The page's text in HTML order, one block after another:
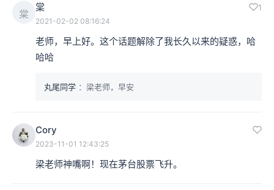
棠
棠 1
2021-02-02 08:16:24
老师，早上好。这个话题解除了我长久以来的疑惑，哈
哈哈
丸尾同学 ：梁老师，早安
Cory
2023-11-01 12:43:25
梁老师神嘴啊！现在茅台股票飞升。